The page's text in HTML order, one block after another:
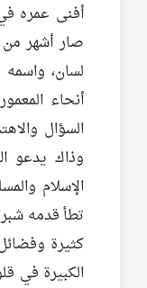
أفنى عمره
صار أشهر
لسان،
أنحاء
السؤال
وذاك يدعو
الإسلام
تطأ قدمه
كثيرة
الكبيرة في